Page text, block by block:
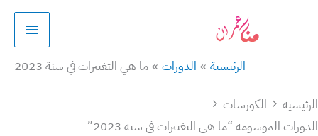
القائمة
الرئيسية
الرئيسية الدورات ما هي التغييرات في سنة 2023
الكورسات
الموسومة “ما هي التغييرات في سنة 2023”